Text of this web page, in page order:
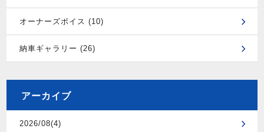
オーナーズボイス (10)
納車ギャラリー (26)
アーカイブ
2026/08(4)